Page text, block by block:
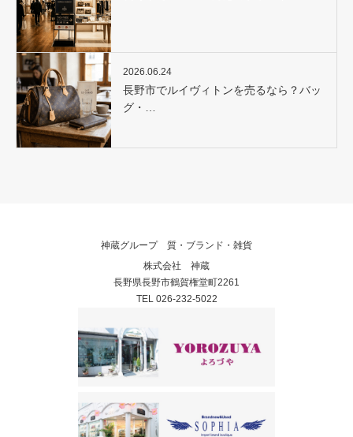
2026.06.24
長野市でルイヴィトンを売るなら？バッ
グ・…
神蔵グループ 質・ブランド・雑貨
株式会社 神蔵
長野県長野市鶴賀権堂町2261
TEL 026-232-5022